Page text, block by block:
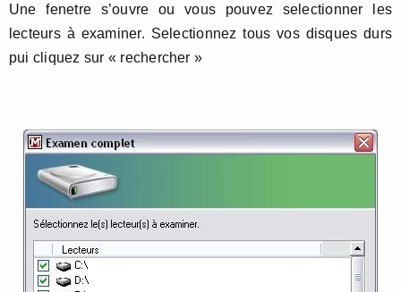
Une fenetre s’ouvre ou vous pouvez selectionner les
lecteurs à examiner. Selectionnez tous vos disques durs
pui cliquez sur « rechercher »